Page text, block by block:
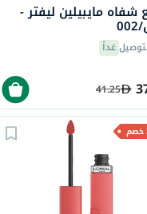
شفاه مايبيلين ليفتر -
غداً
41.25